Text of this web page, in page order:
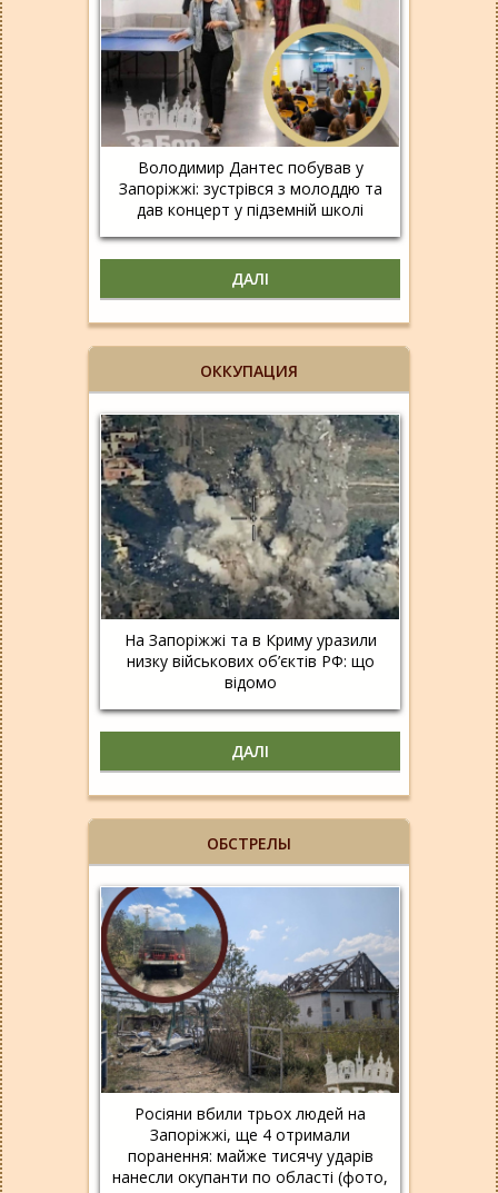
Володимир Дантес побував у
Запоріжжі: зустрівся з молоддю та
дав концерт у підземній школі
ДАЛІ
ОККУПАЦИЯ
На Запоріжжі та в Криму уразили
низку військових об’єктів РФ: що
відомо
ДАЛІ
ОБСТРЕЛЫ
Росіяни вбили трьох людей на
Запоріжжі, ще 4 отримали
поранення: майже тисячу ударів
нанесли окупанти по області (фото,